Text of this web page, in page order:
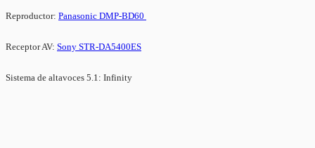
Reproductor: Panasonic DMP-BD60
Receptor AV: Sony STR-DA5400ES
Sistema de altavoces 5.1: Infinity